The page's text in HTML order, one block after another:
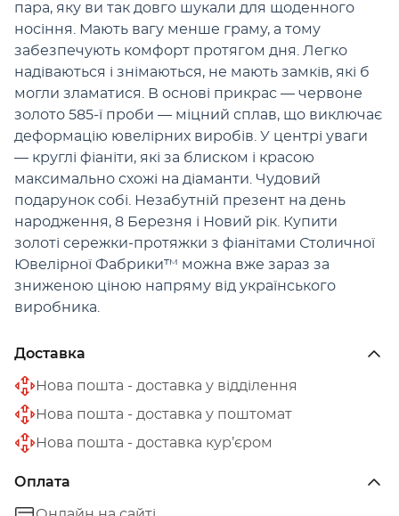
пара, яку ви так довго шукали для щоденного
носіння. Мають вагу менше граму, а тому
забезпечують комфорт протягом дня. Легко
надіваються і знімаються, не мають замків, які б
могли зламатися. В основі прикрас — червоне
золото 585-ї проби — міцний сплав, що виключає
деформацію ювелірних виробів. У центрі уваги
— круглі фіаніти, які за блиском і красою
максимально схожі на діаманти. Чудовий
подарунок собі. Незабутній презент на день
народження, 8 Березня і Новий рік. Купити
золоті сережки-протяжки з фіанітами Столичної
Ювелірної Фабрики™ можна вже зараз за
зниженою ціною напряму від українського
виробника.
Доставка
Нова пошта - доставка у відділення
Нова пошта - доставка у поштомат
Нова пошта - доставка кур’єром
Оплата